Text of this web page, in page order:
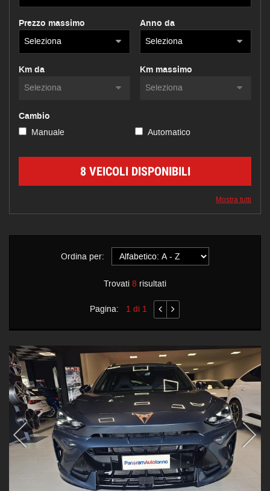
Prezzo massimo Anno da
Km da Km massimo
Cambio
Manuale Automatico
8 VEICOLI DISPONIBILI
Mostra tutti
Ordina per:
Trovati 8 risultati
Pagina: 1 di 1